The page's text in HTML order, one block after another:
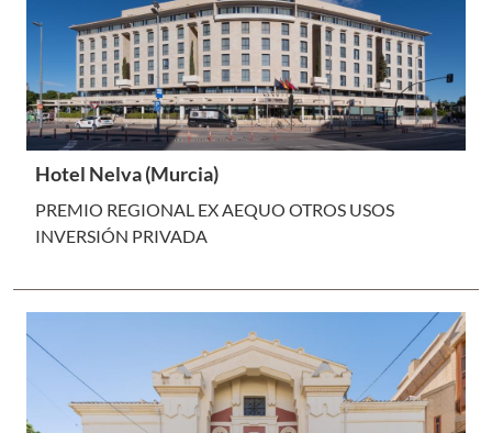
Hotel Nelva (Murcia)
PREMIO REGIONAL EX AEQUO OTROS USOS
INVERSIÓN PRIVADA